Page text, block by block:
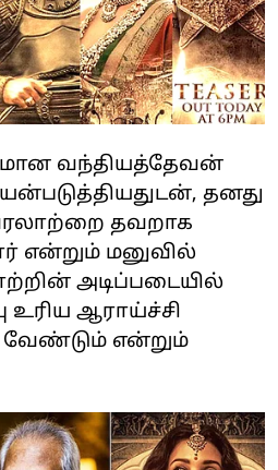
வந்தியத்தேவன்
தனது
தவறாக
என்றும் மனுவில்
அடிப்படையில்
உரிய ஆராய்ச்சி
என்றும்